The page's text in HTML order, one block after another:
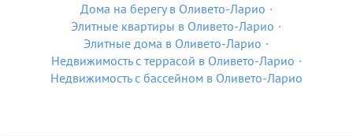
Дома на берегу в Оливето-Ларио
Элитные квартиры в Оливето-Ларио
Элитные дома в Оливето-Ларио
Недвижимость с террасой в Оливето-Ларио
Недвижимость с бассейном в Оливето-Ларио